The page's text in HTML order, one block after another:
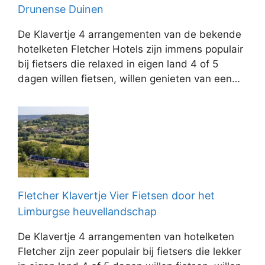
Drunense Duinen
De Klavertje 4 arrangementen van de bekende
hotelketen Fletcher Hotels zijn immens populair
bij fietsers die relaxed in eigen land 4 of 5
dagen willen fietsen, willen genieten van een…
Fletcher Klavertje Vier Fietsen door het
Limburgse heuvellandschap
De Klavertje 4 arrangementen van hotelketen
Fletcher zijn zeer populair bij fietsers die lekker